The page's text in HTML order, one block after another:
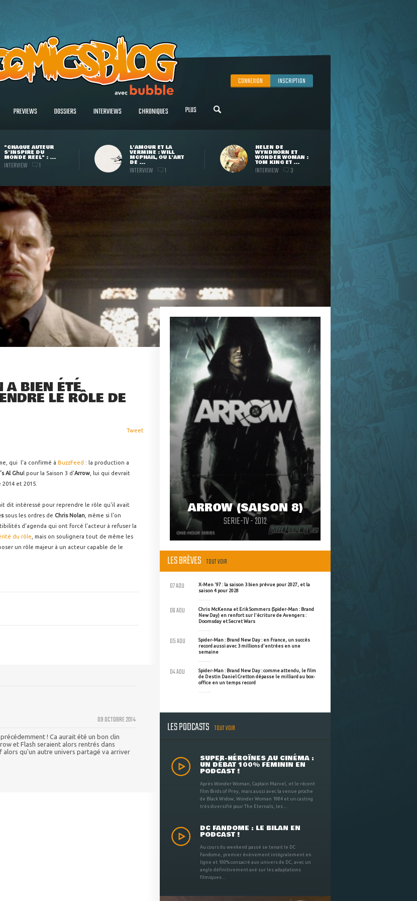
CONNEXION INSCRIPTION
PREVIEWS DOSSIERS INTERVIEWS CHRONIQUES PLUS
"CHAQUE AUTEUR
S'INSPIRE DU
MONDE RÉEL" : ...
INTERVIEW 1
L'AMOUR ET LA
VERMINE : WILL
MCPHAIL, OU L'ART
DE ...
INTERVIEW 1
HELEN DE
WYNDHORN ET
WONDER WOMAN :
TOM KING ET ...
INTERVIEW 3
A BIEN ÉTÉ
LE RÔLE DE
Tweet
qui l'a confirmé à BuzzFeed : la production a
Al Ghul pour la Saison 3 d'Arrow , lui qui devrait
et 2015.
dit intéressé pour reprendre le rôle qu'il avait
sous les ordres de Chris Nolan , même si l'on
d'agenda qui ont forcé l'acteur à refuser la
du rôle , mais on soulignera tout de même les
un rôle majeur à un acteur capable de le
09 OCTOBRE 2014
! Ca aurait été un bon clin
et Flash seraient alors rentrés dans
qu'un autre univers partagé va arriver
ARROW (SAISON 8)
SERIE-TV - 2012
LES BRÈVES TOUT VOIR
X-Men '97 : la saison 3 bien prévue pour 2027, et la
saison 4 pour 2028
07 AOU
Chris McKenna et Erik Sommers (Spider-Man : Brand
New Day) en renfort sur l'écriture de Avengers :
Doomsday et Secret Wars
06 AOU
Spider-Man : Brand New Day : en France, un succès
record aussi avec 3 millions d'entrées en une
semaine
05 AOU
Spider-Man : Brand New Day : comme attendu, le film
de Destin Daniel Cretton dépasse le milliard au box-
office en un temps record
04 AOU
LES PODCASTS TOUT VOIR
SUPER-HÉROÏNES AU CINÉMA :
UN DÉBAT 100% FÉMININ EN
PODCAST !
Après Wonder Woman, Captain Marvel, et le récent
film Birds of Prey, mais aussi avec la venue proche
de Black Widow, Wonder Woman 1984 et un casting
très diversifié pour The Eternals, les ...
DC FANDOME : LE BILAN EN
PODCAST !
Au cours du weekend passé se tenait le DC
Fandome, premier évènement intégralement en
ligne et 100% consacré aux univers de DC, avec un
angle définitivement axé sur les adaptations
filmiques ...